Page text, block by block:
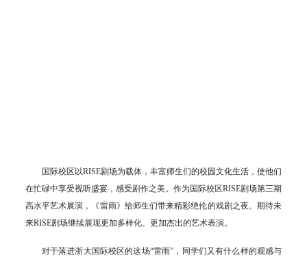
国际校区以RISE剧场为载体，丰富师生们的校园文化生活，使他们
在忙碌中享受视听盛宴，感受剧作之美。作为国际校区RISE剧场第三期
高水平艺术展演，《雷雨》给师生们带来精彩绝伦的戏剧之夜。期待未
来RISE剧场继续展现更加多样化、更加杰出的艺术表演。
对于落进浙大国际校区的这场“雷雨”，同学们又有什么样的观感与